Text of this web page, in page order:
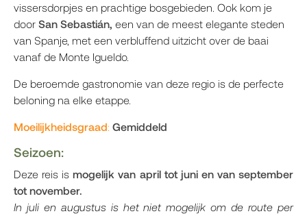
vissersdorpjes en prachtige bosgebieden. Ook kom je
door San Sebastián, een van de meest elegante steden
van Spanje, met een verbluffend uitzicht over de baai
vanaf de Monte Igueldo.
De beroemde gastronomie van deze regio is de perfecte
beloning na elke etappe.
Moeilijkheidsgraad: Gemiddeld
Seizoen:
Deze reis ismogelijk van april tot juni en van september
tot november.
In juli en augustus is het niet mogelijk om de route per